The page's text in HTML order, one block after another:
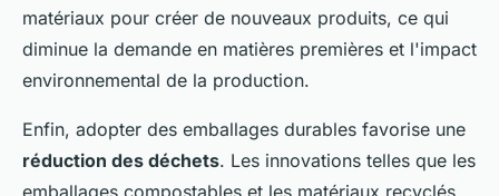
matériaux pour créer de nouveaux produits, ce qui
diminue la demande en matières premières et l'impact
environnemental de la production.
Enfin, adopter des emballages durables favorise une
réduction des déchets. Les innovations telles que les